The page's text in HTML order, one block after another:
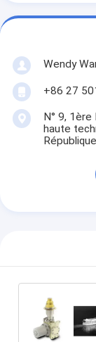
Wendy
+86 27
N° 9,
haute